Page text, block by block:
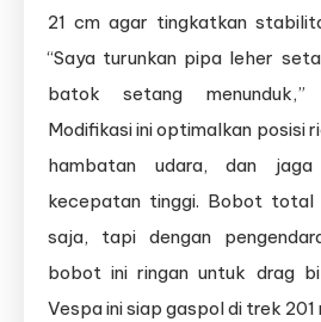
21 cm agar tingkatkan
“Saya turunkan pipa leher
batok setang menunduk,”
Modifikasi ini optimalkan posisi
hambatan udara, dan jaga
kecepatan tinggi. Bobot total
saja, tapi dengan
bobot ini ringan untuk drag
Vespa ini siap gaspol di trek 201